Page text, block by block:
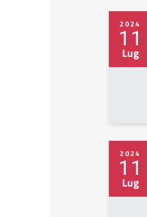
2024
11
Lug
2024
11
Lug